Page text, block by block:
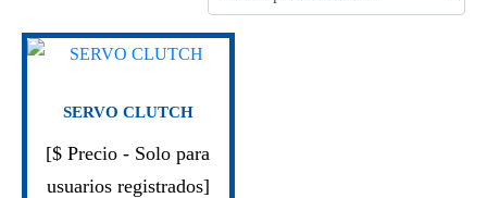
SERVO CLUTCH
[$ Precio - Solo para
usuarios registrados]